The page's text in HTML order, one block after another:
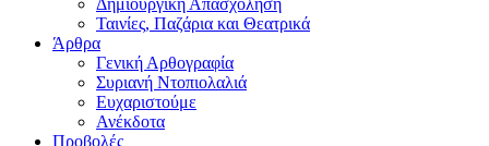
Δημιουργική Απασχόληση
Ταινίες, Παζάρια και Θεατρικά
Άρθρα
Γενική Αρθογραφία
Συριανή Ντοπιολαλιά
Ευχαριστούμε
Ανέκδοτα
Προβολές